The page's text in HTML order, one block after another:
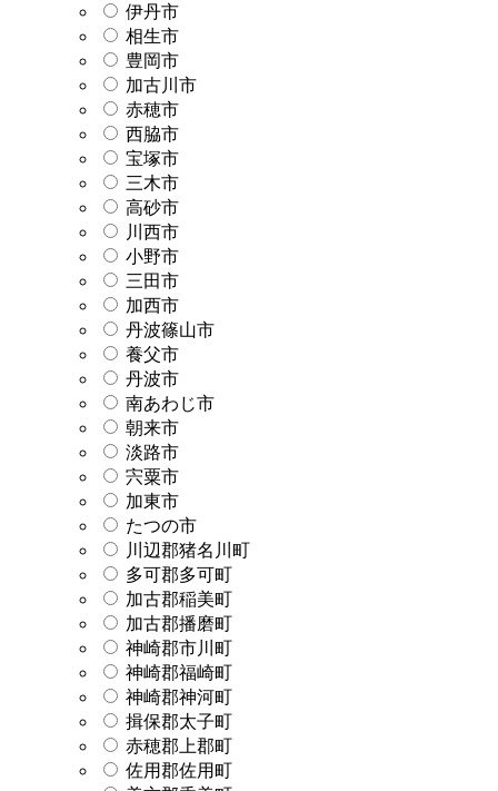
伊丹市
相生市
豊岡市
加古川市
赤穂市
西脇市
宝塚市
三木市
高砂市
川西市
小野市
三田市
加西市
丹波篠山市
養父市
丹波市
南あわじ市
朝来市
淡路市
宍粟市
加東市
たつの市
川辺郡猪名川町
多可郡多可町
加古郡稲美町
加古郡播磨町
神崎郡市川町
神崎郡福崎町
神崎郡神河町
揖保郡太子町
赤穂郡上郡町
佐用郡佐用町